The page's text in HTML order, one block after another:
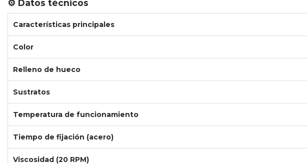
⚙️ Datos técnicos
Características principales
Color
Relleno de hueco
Sustratos
Temperatura de funcionamiento
Tiempo de fijación (acero)
Viscosidad (20 RPM)